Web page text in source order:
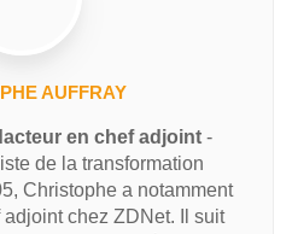
AUFFRAY
en chef adjoint -
de la transformation
Christophe a notamment
chez ZDNet. Il suit